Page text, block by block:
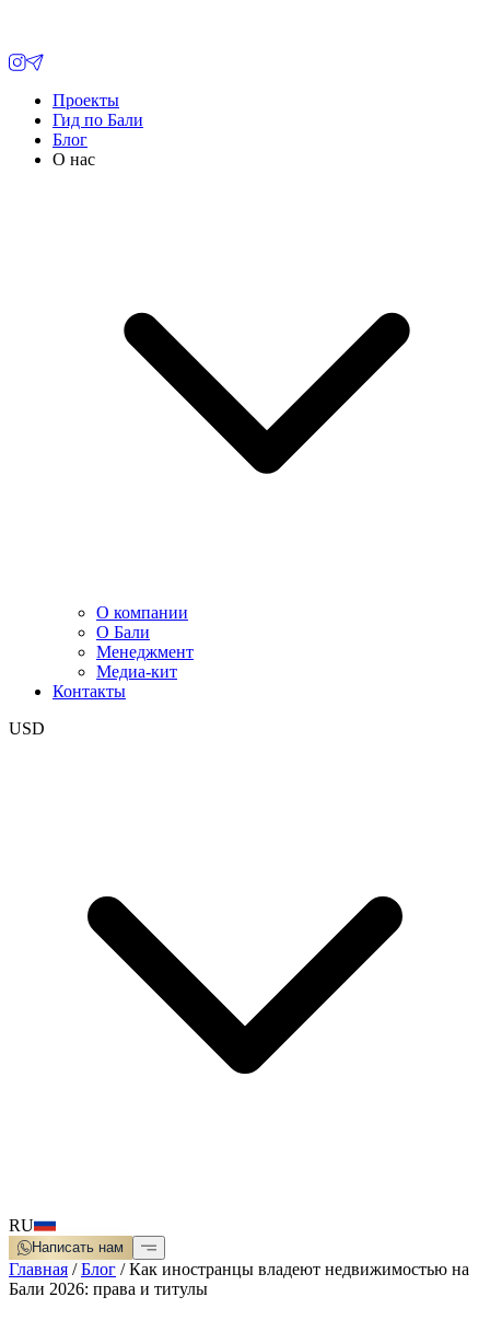
Проекты
Гид по Бали
Блог
О нас
О компании
О Бали
Менеджмент
Медиа-кит
Контакты
USD
RU
Написать нам
Главная /Блог /Как иностранцы владеют недвижимостью на
Бали 2026: права и титулы